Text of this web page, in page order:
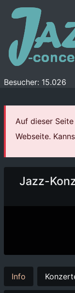
Besucher: 15.026
Auf dieser
Webseite.
Jazz-
Info